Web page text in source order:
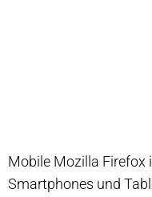
Mobile Mozilla Firefox
Smartphones und